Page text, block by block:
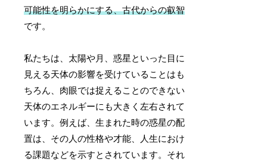
可能性を明らかにする、古代からの叡智
です。
私たちは、太陽や月、惑星といった目に
見える天体の影響を受けていることはも
ちろん、肉眼では捉えることのできない
天体のエネルギーにも大きく左右されて
います。例えば、生まれた時の惑星の配
置は、その人の性格や才能、人生におけ
る課題などを示すとされています。それ